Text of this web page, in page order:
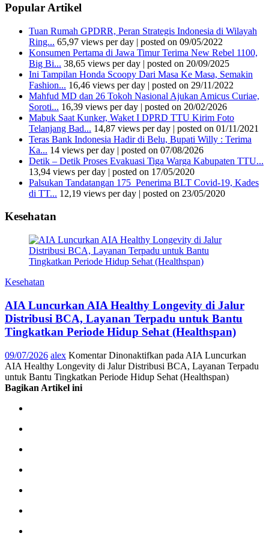
Popular Artikel
Tuan Rumah GPDRR, Peran Strategis Indonesia di Wilayah
Ring... 65,97 views per day | posted on 09/05/2022
Konsumen Pertama di Jawa Timur Terima New Rebel 1100,
Big Bi... 38,65 views per day | posted on 20/09/2025
Ini Tampilan Honda Scoopy Dari Masa Ke Masa, Semakin
Fashion... 16,46 views per day | posted on 29/11/2022
Mahfud MD dan 26 Tokoh Nasional Ajukan Amicus Curiae,
Soroti... 16,39 views per day | posted on 20/02/2026
Mabuk Saat Kunker, Waket I DPRD TTU Kirim Foto
Telanjang Bad... 14,87 views per day | posted on 01/11/2021
Teras Bank Indonesia Hadir di Belu, Bupati Willy : Terima
Ka... 14 views per day | posted on 07/08/2026
Detik – Detik Proses Evakuasi Tiga Warga Kabupaten TTU...
13,94 views per day | posted on 17/05/2020
Palsukan Tandatangan 175 Penerima BLT Covid-19, Kades
di TT... 12,19 views per day | posted on 23/05/2020
Kesehatan
Kesehatan
AIA Luncurkan AIA Healthy Longevity di Jalur
Distribusi BCA, Layanan Terpadu untuk Bantu
Tingkatkan Periode Hidup Sehat (Healthspan)
09/07/2026 alex Komentar Dinonaktifkan pada AIA Luncurkan
AIA Healthy Longevity di Jalur Distribusi BCA, Layanan Terpadu
untuk Bantu Tingkatkan Periode Hidup Sehat (Healthspan)
Bagikan Artikel ini